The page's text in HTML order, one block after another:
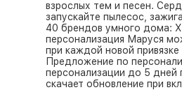
взрослых тем и песен.
запускайте пылесос,
40 брендов умного дома:
персонализация Маруся
при каждой новой
Предложение по
персонализации до 5 дней
скачает обновление при